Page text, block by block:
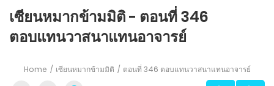
เซียนหมากข้ามมิติ - ตอนที่ 346
ตอบแทนวาสนาแทนอาจารย์
Home เซียนหมากข้ามมิติ ตอนที่ 346 ตอบแทนวาสนาแทนอาจารย์